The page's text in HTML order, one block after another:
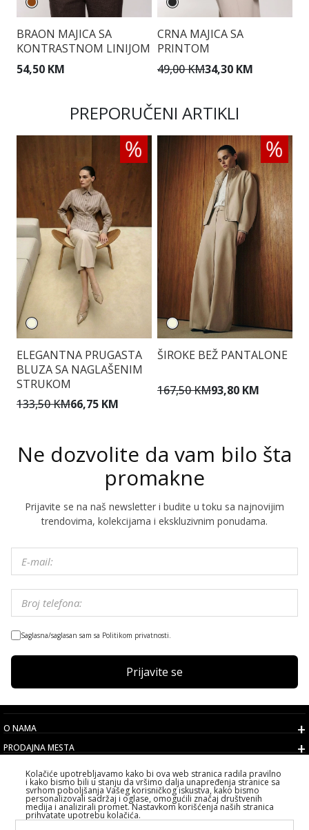
BRAON MAJICA SA
KONTRASTNOM LINIJOM
54,50 KM
CRNA MAJICA SA
PRINTOM
49,00 KM34,30 KM
PREPORUČENI ARTIKLI
ELEGANTNA PRUGASTA
BLUZA SA NAGLAŠENIM
STRUKOM
133,50 KM66,75 KM
ŠIROKE BEŽ PANTALONE
167,50 KM93,80 KM
Ne dozvolite da vam bilo šta
promakne
Prijavite se na naš newsletter i budite u toku sa najnovijim
trendovima, kolekcijama i ekskluzivnim ponudama.
Saglasna/saglasan sam sa Politikom privatnosti.
Prijavite se
O NAMA
PRODAJNA MESTA
KORISNIČKI SERVIS
IZABERITE DRŽAVU
Kolačiće upotrebljavamo kako bi ova web stranica radila pravilno
i kako bismo bili u stanju da vršimo dalja unapređenja stranice sa
svrhom poboljšanja Vašeg korisničkog iskustva, kako bismo
personalizovali sadržaj i oglase, omogućili značaj društvenih
medija i analizirali promet. Nastavkom korišćenja naših stranica
prihvatate upotrebu kolačića.